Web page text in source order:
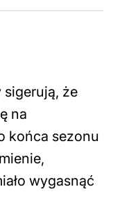
sigerują, że
na
końca sezonu
wygasnąć